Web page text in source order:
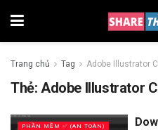
Trang chủ Tag Adobe Illustrator
Thẻ:Adobe Illustrator
PHẦN MỀM ✅ (AN TOÀN)